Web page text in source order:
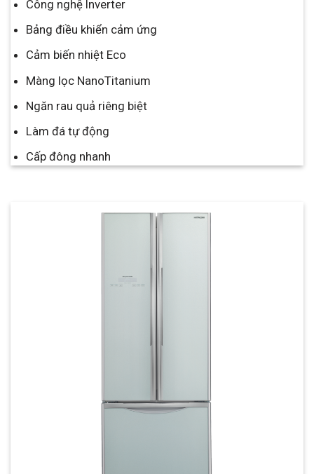
Công nghệ Inverter
Bảng điều khiển cảm ứng
Cảm biến nhiệt Eco
Màng lọc NanoTitanium
Ngăn rau quả riêng biệt
Làm đá tự động
Cấp đông nhanh